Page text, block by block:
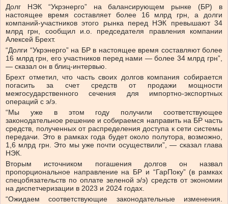
Долг НЭК “Укрэнерго” на балансирующем рынке (БР) в
настоящее время составляет более 16 млрд грн, а долги
компаний-участников этого рынка перед НЭК превышают 34
млрд грн, сообщил и.о. председателя правления компании
Алексей Брехт.
“Долги “Укрэнерго” на БР в настоящее время составляют более
16 млрд грн, его участников перед нами — более 34 млрд грн”,
— сказал он в блиц-интервью.
Брехт отметил, что часть своих долгов компания собирается
погасить за счет средств от продажи мощности
межгосударственного сечения для импортно-экспортных
операций с э/э.
“Мы уже в этом году получили соответствующее
законодательное решение и собираемся направить на БР часть
средств, полученных от распределения доступа к сети системы
передачи. Это в рамках года будет около полутора, возможно,
1,6 млрд грн. Это мы уже почти осуществили”, — сказал глава
НЭК.
Вторым источником погашения долгов он назвал
пропорциональное направление на БР и “ГарПоку” (в рамках
спецобязательств по оплате зеленой э/э) средств от экономии
на диспетчеризации в 2023 и 2024 годах.
“Ожидаем соответствующие законодательные изменения.